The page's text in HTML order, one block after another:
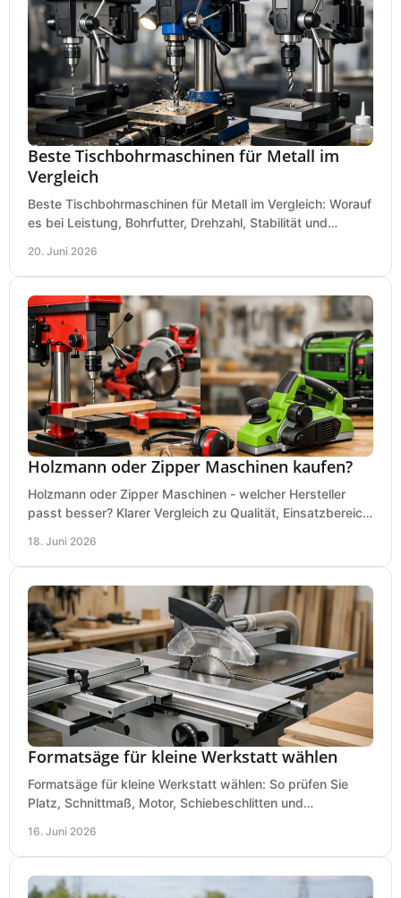
Beste Tischbohrmaschinen für Metall im
Vergleich
Beste Tischbohrmaschinen für Metall im Vergleich: Worauf
es bei Leistung, Bohrfutter, Drehzahl, Stabilität und
20. Juni 2026
Holzmann oder Zipper Maschinen kaufen?
Holzmann oder Zipper Maschinen - welcher Hersteller
passt besser? Klarer Vergleich zu Qualität, Einsatzbereich,
18. Juni 2026
Formatsäge für kleine Werkstatt wählen
Formatsäge für kleine Werkstatt wählen: So prüfen Sie
Platz, Schnittmaß, Motor, Schiebeschlitten und
16. Juni 2026